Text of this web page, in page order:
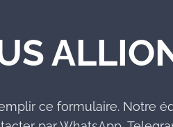
ce formulaire. Notre